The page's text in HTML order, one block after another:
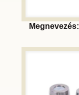
Megnevezés: